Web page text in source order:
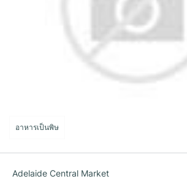
อาหารเป็นพิษ
Adelaide Central Market